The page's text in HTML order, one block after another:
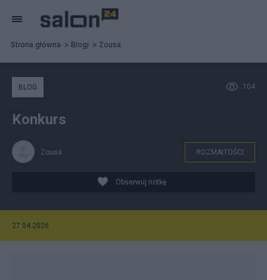
Strona główna Blogi Zousa
104
BLOG
Konkurs
Zousa ROZMAITOŚCI
Obserwuj notkę
27.04.2026